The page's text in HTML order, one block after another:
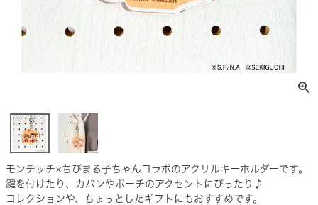
モンチッチ×ちびまる子ちゃんコラボのアクリルキーホルダーです。
鍵を付けたり、カバンやポーチのアクセントにぴったり♪
コレクションや、ちょっとしたギフトにもおすすめです。